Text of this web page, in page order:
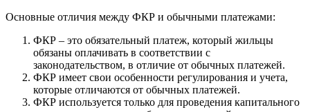
Основные отличия между ФКР и обычными платежами:
ФКР – это обязательный платеж, который жильцы
обязаны оплачивать в соответствии с
законодательством, в отличие от обычных платежей.
ФКР имеет свои особенности регулирования и учета,
которые отличаются от обычных платежей.
ФКР используется только для проведения капитального